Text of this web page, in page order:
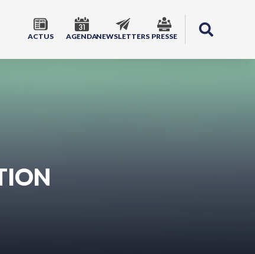
ACTUS AGENDANEWSLETTERS PRESSE